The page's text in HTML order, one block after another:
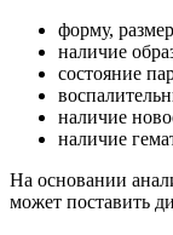
форму,
наличие
состояние
наличие
наличие
На основании
может поставить